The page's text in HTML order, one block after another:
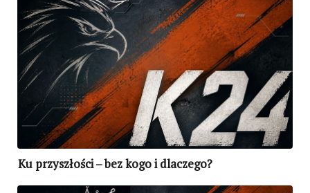
Ku przyszłości – bez kogo i dlaczego?